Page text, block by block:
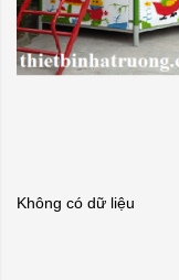
Không có dữ liệu